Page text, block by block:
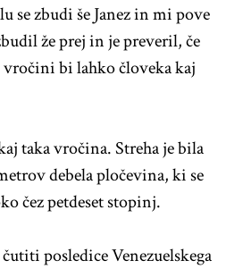
se zbudi še Janez in mi pove
že prej in je preveril, če
vročini bi lahko človeka kaj
taka vročina. Streha je bila
debela pločevina, ki se
čez petdeset stopinj.
posledice Venezuelskega